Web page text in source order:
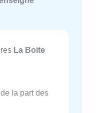
La Boite
la part des